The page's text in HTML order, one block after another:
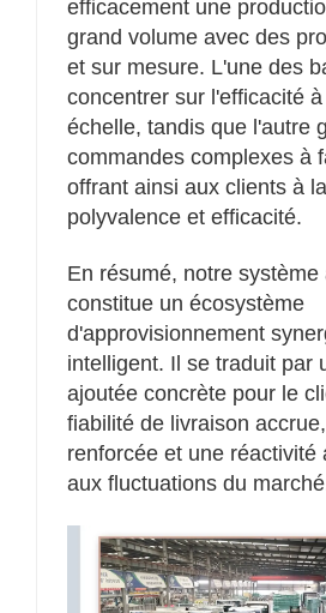
efficacement une
grand volume avec des
et sur mesure. L'une des
concentrer sur l'efficacité
échelle, tandis que l'autre
commandes complexes à
offrant ainsi aux clients à
polyvalence et efficacité.
En résumé, notre
constitue un écosystème
d'approvisionnement
intelligent. Il se traduit par
ajoutée concrète pour le
fiabilité de livraison
renforcée et une réactivité
aux fluctuations du